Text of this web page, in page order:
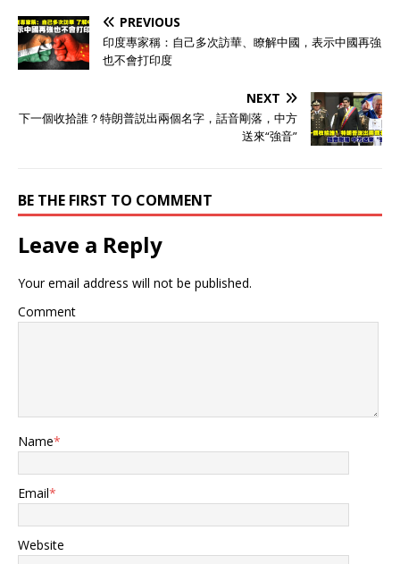
PREVIOUS
印度專家稱：自己多次訪華、瞭解中國，表示中國再強
也不會打印度
NEXT
下一個收拾誰？特朗普説出兩個名字，話音剛落，中方
送來“強音”
BE THE FIRST TO COMMENT
Leave a Reply
Your email address will not be published.
Comment
Name*
Email*
Website